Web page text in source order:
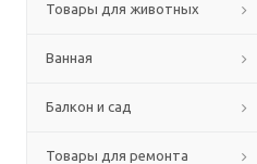
Товары для животных
Ванная
Балкон и сад
Товары для ремонта